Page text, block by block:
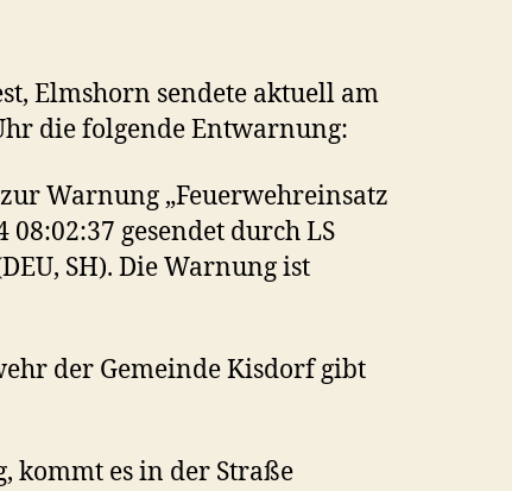
Elmshorn sendete aktuell am
die folgende Entwarnung:
Warnung „Feuerwehreinsatz
08:02:37 gesendet durch LS
SH). Die Warnung ist
der Gemeinde Kisdorf gibt
kommt es in der Straße